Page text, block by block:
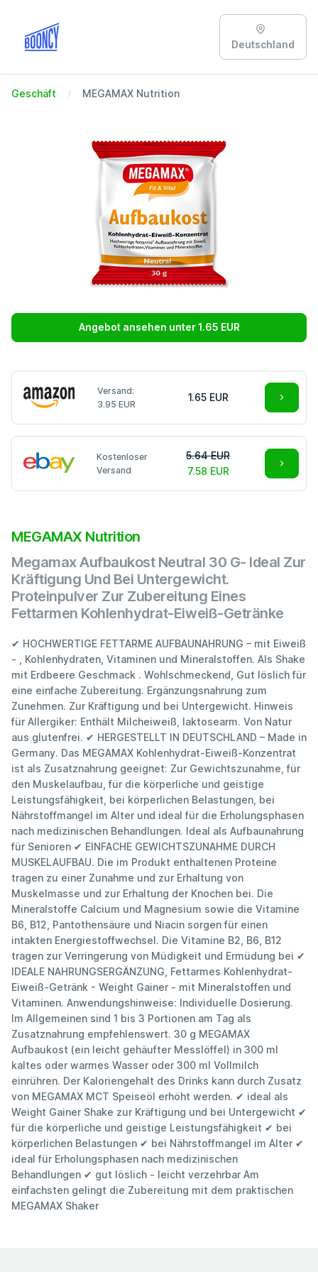
Deutschland
Geschäft MEGAMAX Nutrition
Angebot ansehen unter 1.65 EUR
Versand:
3.95 EUR
1.65 EUR
Kostenloser
Versand
5.64 EUR
7.58 EUR
MEGAMAX Nutrition
Megamax Aufbaukost Neutral 30 G- Ideal Zur
Kräftigung Und Bei Untergewicht.
Proteinpulver Zur Zubereitung Eines
Fettarmen Kohlenhydrat-Eiweiß-Getränke
✔ HOCHWERTIGE FETTARME AUFBAUNAHRUNG – mit Eiweiß
- , Kohlenhydraten, Vitaminen und Mineralstoffen. Als Shake
mit Erdbeere Geschmack . Wohlschmeckend, Gut löslich für
eine einfache Zubereitung. Ergänzungsnahrung zum
Zunehmen. Zur Kräftigung und bei Untergewicht. Hinweis
für Allergiker: Enthält Milcheiweiß, laktosearm. Von Natur
aus glutenfrei. ✔ HERGESTELLT IN DEUTSCHLAND – Made in
Germany. Das MEGAMAX Kohlenhydrat-Eiweiß-Konzentrat
ist als Zusatznahrung geeignet: Zur Gewichtszunahme, für
den Muskelaufbau, für die körperliche und geistige
Leistungsfähigkeit, bei körperlichen Belastungen, bei
Nährstoffmangel im Alter und ideal für die Erholungsphasen
nach medizinischen Behandlungen. Ideal als Aufbaunahrung
für Senioren ✔ EINFACHE GEWICHTSZUNAHME DURCH
MUSKELAUFBAU. Die im Produkt enthaltenen Proteine
tragen zu einer Zunahme und zur Erhaltung von
Muskelmasse und zur Erhaltung der Knochen bei. Die
Mineralstoffe Calcium und Magnesium sowie die Vitamine
B6, B12, Pantothensäure und Niacin sorgen für einen
intakten Energiestoffwechsel. Die Vitamine B2, B6, B12
tragen zur Verringerung von Müdigkeit und Ermüdung bei ✔
IDEALE NAHRUNGSERGÄNZUNG, Fettarmes Kohlenhydrat-
Eiweiß-Getränk - Weight Gainer - mit Mineralstoffen und
Vitaminen. Anwendungshinweise: Individuelle Dosierung.
Im Allgemeinen sind 1 bis 3 Portionen am Tag als
Zusatznahrung empfehlenswert. 30 g MEGAMAX
Aufbaukost (ein leicht gehäufter Messlöffel) in 300 ml
kaltes oder warmes Wasser oder 300 ml Vollmilch
einrühren. Der Kaloriengehalt des Drinks kann durch Zusatz
von MEGAMAX MCT Speiseöl erhöht werden. ✔ ideal als
Weight Gainer Shake zur Kräftigung und bei Untergewicht ✔
für die körperliche und geistige Leistungsfähigkeit ✔ bei
körperlichen Belastungen ✔ bei Nährstoffmangel im Alter ✔
ideal für Erholungsphasen nach medizinischen
Behandlungen ✔ gut löslich - leicht verzehrbar Am
einfachsten gelingt die Zubereitung mit dem praktischen
MEGAMAX Shaker